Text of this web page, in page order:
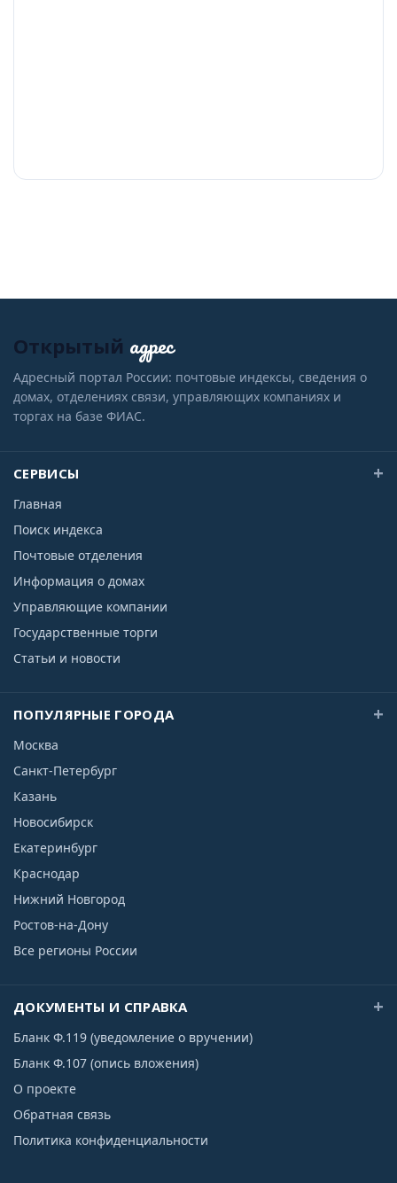
Открытый адрес
Адресный портал России: почтовые индексы, сведения о
домах, отделениях связи, управляющих компаниях и
торгах на базе ФИАС.
СЕРВИСЫ
Главная
Поиск индекса
Почтовые отделения
Информация о домах
Управляющие компании
Государственные торги
Статьи и новости
ПОПУЛЯРНЫЕ ГОРОДА
Москва
Санкт-Петербург
Казань
Новосибирск
Екатеринбург
Краснодар
Нижний Новгород
Ростов-на-Дону
Все регионы России
ДОКУМЕНТЫ И СПРАВКА
Бланк Ф.119 (уведомление о вручении)
Бланк Ф.107 (опись вложения)
О проекте
Обратная связь
Политика конфиденциальности